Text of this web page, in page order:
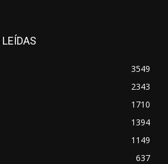
3549
2343
1710
1394
1149
637